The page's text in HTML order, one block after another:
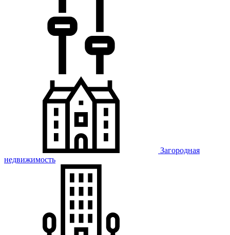
Загородная
недвижимость